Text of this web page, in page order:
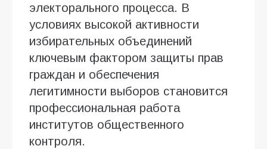
электорального процесса. В
условиях высокой активности
избирательных объединений
ключевым фактором защиты прав
граждан и обеспечения
легитимности выборов становится
профессиональная работа
институтов общественного
контроля.